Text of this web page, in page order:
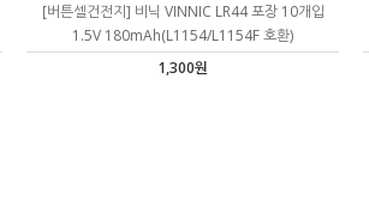
[버튼셀건전지] 비닉 VINNIC LR44 포장 10개입
1.5V 180mAh(L1154/L1154F 호환)
1,300원